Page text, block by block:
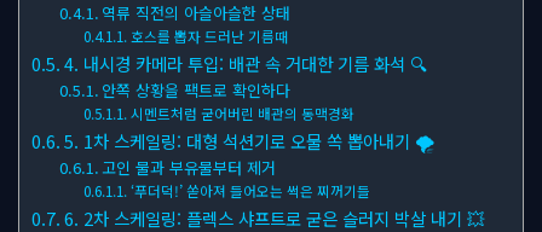
역류 직전의 아슬아슬한 상태
호스를 뽑자 드러난 기름때
4. 내시경 카메라 투입: 배관 속 거대한 기름 화석 🔍
안쪽 상황을 팩트로 확인하다
시멘트처럼 굳어버린 배관의 동맥경화
5. 1차 스케일링: 대형 석션기로 오물 쏙 뽑아내기 🌪
고인 물과 부유물부터 제거
‘푸더덕!’ 쏟아져 들어오는 썩은 찌꺼기들
6. 2차 스케일링: 플렉스 샤프트로 굳은 슬러지 박살 내기 💥